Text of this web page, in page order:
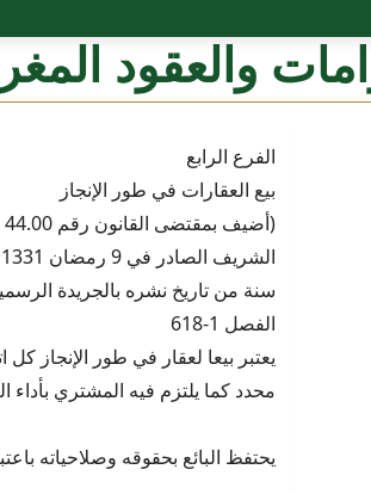
والعقود
الفرع الرابع
بيع العقارات في طور الإنجاز
سنة من تاريخ نشره بالجريدة
الفصل 1-618
يعتبر بيعا لعقار في طور الإنجاز كل
محدد كما يلتزم فيه المشتري بأداء
يحتفظ البائع بحقوقه وصلاحياته